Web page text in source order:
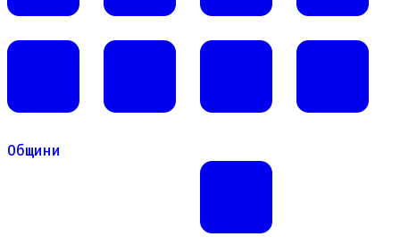
Общини